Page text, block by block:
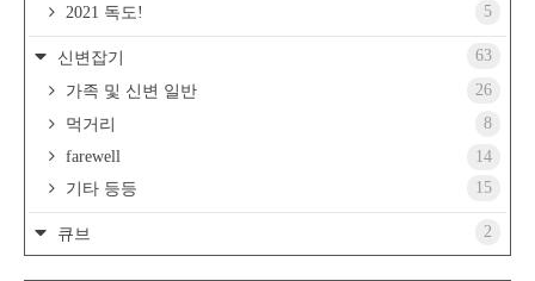
2021 독도!
5
신변잡기
63
가족 및 신변 일반
26
먹거리
8
farewell
14
기타 등등
15
큐브 2